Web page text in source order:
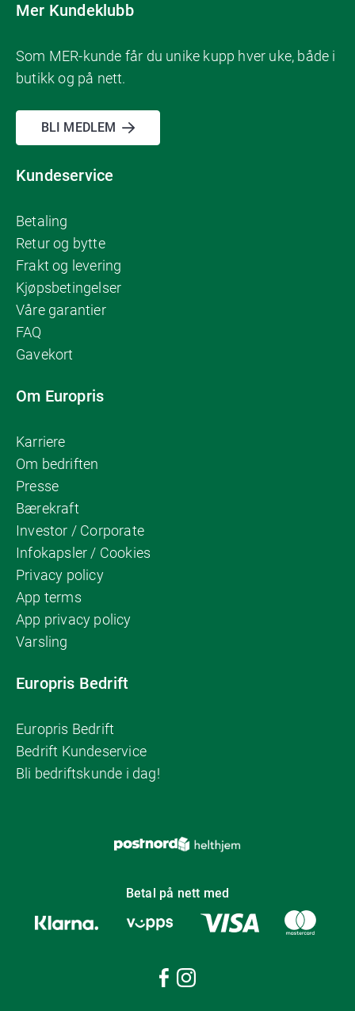
Mer Kundeklubb
Som MER-kunde får du unike kupp hver uke, både i
butikk og på nett.
BLI MEDLEM
Kundeservice
Betaling
Retur og bytte
Frakt og levering
Kjøpsbetingelser
Våre garantier
FAQ
Gavekort
Om Europris
Karriere
Om bedriften
Presse
Bærekraft
Investor / Corporate
Infokapsler / Cookies
Privacy policy
App terms
App privacy policy
Varsling
Europris Bedrift
Europris Bedrift
Bedrift Kundeservice
Bli bedriftskunde i dag!
Betal på nett med